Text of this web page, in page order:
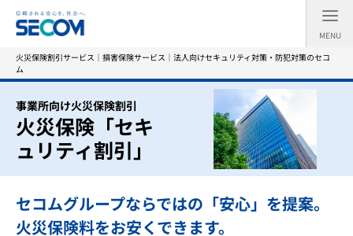
MENU
火災保険割引サービス｜損害保険サービス｜法人向けセキュリティ対策・防犯対策のセコ
ム
事業所向け火災保険割引
火災保険「セキ
ュリティ割引」
セコムグループならではの「安心」を提案。
火災保険料をお安くできます。